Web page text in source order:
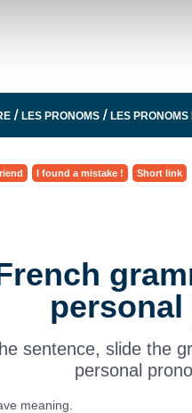
/LES PRONOMS /LES
I found a mistake ! Short link
sentence, slide the
personal
meaning.